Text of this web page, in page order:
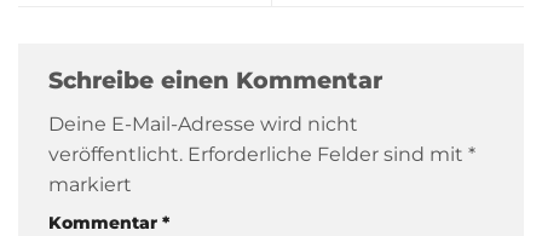
Schreibe einen Kommentar
Deine E-Mail-Adresse wird nicht
veröffentlicht. Erforderliche Felder sind mit *
markiert
Kommentar *